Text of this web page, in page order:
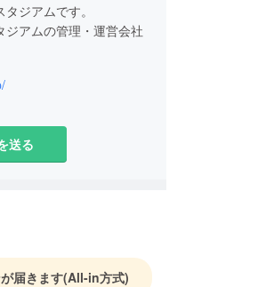
ジアムです。
ジアムの管理・運営会社
送る
届きます(All-in方式)